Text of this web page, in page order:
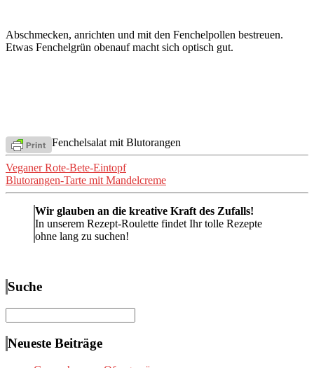
Abschmecken, anrichten und mit den Fenchelpollen bestreuen.
Etwas Fenchelgrün obenauf macht sich optisch gut.
Fenchelsalat mit Blutorangen
Beitragsnavigation
Veganer Rote-Bete-Eintopf
Blutorangen-Tarte mit Mandelcreme
Wir glauben an die kreative Kraft des Zufalls!
In unserem Rezept-Roulette findet Ihr tolle Rezepte
ohne lang zu suchen!
Suche
nach:
Neueste Beiträge